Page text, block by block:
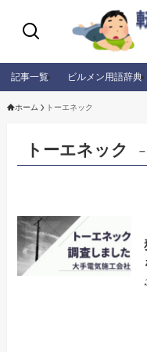
記事一覧 ビルメン用語辞典
ホーム トーエネック
トーエネック